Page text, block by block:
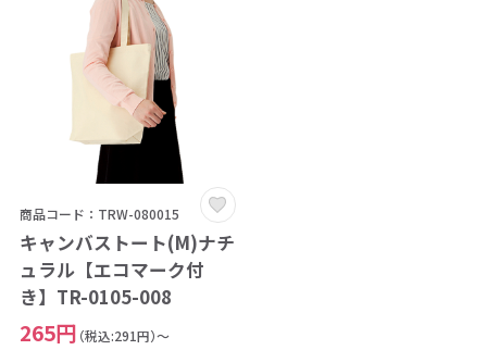
商品コード：TRW-080015
キャンバストート(M)ナチ
ュラル【エコマーク付
き】TR-0105-008
265円 （税込:291円）～